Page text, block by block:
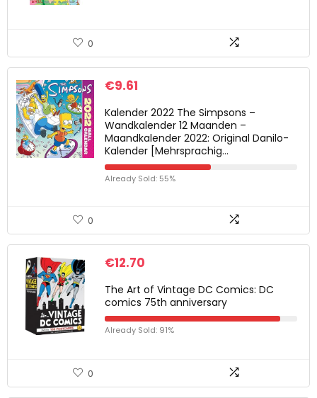
0
€9.61
Kalender 2022 The Simpsons –
Wandkalender 12 Maanden –
Maandkalender 2022: Original Danilo-
Kalender [Mehrsprachig…
Already Sold: 55%
0
€12.70
The Art of Vintage DC Comics: DC
comics 75th anniversary
Already Sold: 91%
0